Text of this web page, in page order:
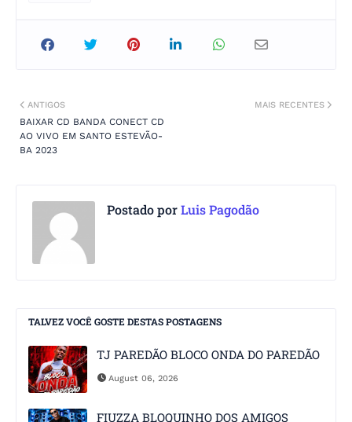
MAIS RECENTES
ANTIGOS
BAIXAR CD BANDA CONECT CD
AO VIVO EM SANTO ESTEVÃO-
BA 2023
Postado porLuis Pagodão
TALVEZ VOCÊ GOSTE DESTAS POSTAGENS
TJ PAREDÃO BLOCO ONDA DO PAREDÃO
August 06, 2026
FIUZZA BLOQUINHO DOS AMIGOS